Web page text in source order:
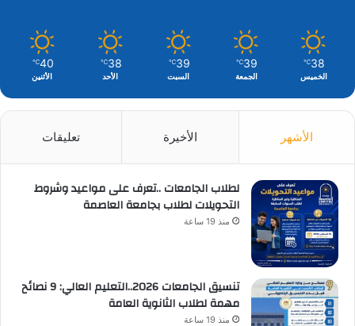
38
℃
الخميس
39
℃
الجمعة
39
℃
السبت
38
℃
الأحد
40
℃
الأثنين
الأشهر الأخيرة تعليقات
لطلاب الجامعات ..تعرف على مواعيد وشروط
التحويلات لطلاب بجامعة العاصمة
منذ 19 ساعة
تنسيق الجامعات 2026..التعليم العالي: 9 نصائح
مهمة لطلاب الثانوية العامة
منذ 19 ساعة